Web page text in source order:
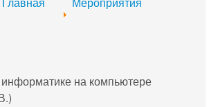
на компьютере